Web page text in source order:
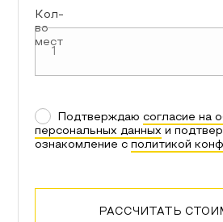
Кол-
во
мест
Подтверждаю согласие на
персональных данных и
ознакомление с политикой
РАССЧИТАТЬ